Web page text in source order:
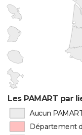
Les PAMART par
Aucun
Département